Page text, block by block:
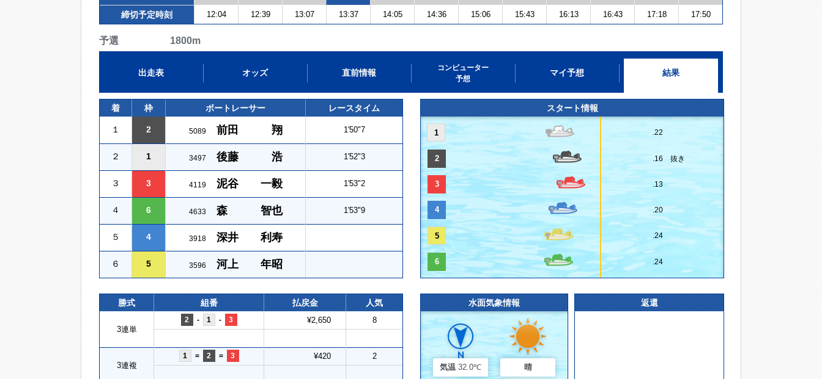
締切予定時刻 12:04 12:39 13:07 13:37 14:05 14:36 15:06 15:43 16:13 16:43 17:18 17:50
予選 1800m
出走表 オッズ 直前情報
コンピューター
予想
マイ予想 結果
着 枠 ボートレーサー レースタイム
１ 2 5089 前田 翔 1'50"7
２ 1 3497 後藤 浩 1'52"3
３ 3 4119 泥谷 一毅 1'53"2
４ 6 4633 森 智也 1'53"9
５ 4 3918 深井 利寿
６ 5 3596 河上 年昭
スタート情報
1 .22
2 .16 抜き
3 .13
4 .20
5 .24
6 .24
勝式 組番 払戻金 人気
3連単
2 - 1 - 3 ¥2,650 8
3連複
1 = 2 = 3 ¥420 2
水面気象情報
気温 32.0℃ 晴
返還